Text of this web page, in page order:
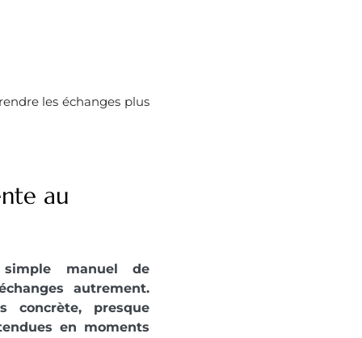
les échanges plus
au
manuel de
autrement.
presque
en moments